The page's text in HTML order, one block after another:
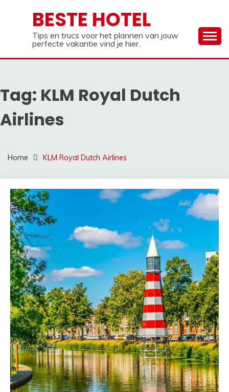
BESTE HOTEL
Tips en trucs voor het plannen van jouw
perfecte vakantie vind je hier.
Tag: KLM Royal Dutch
Airlines
Home KLM Royal Dutch Airlines